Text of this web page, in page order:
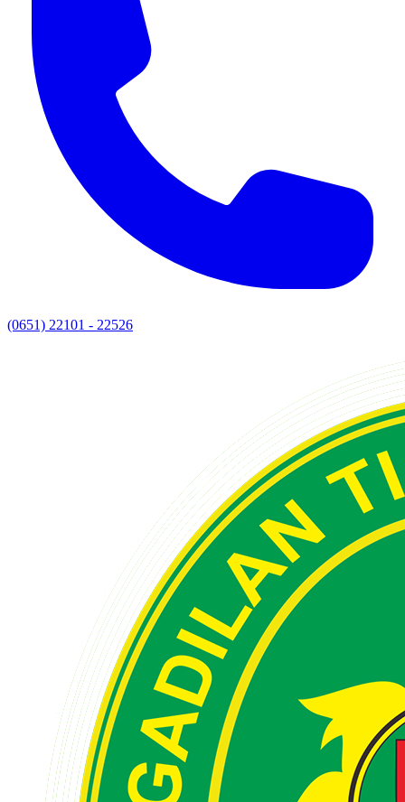
(0651) 22101 - 22526